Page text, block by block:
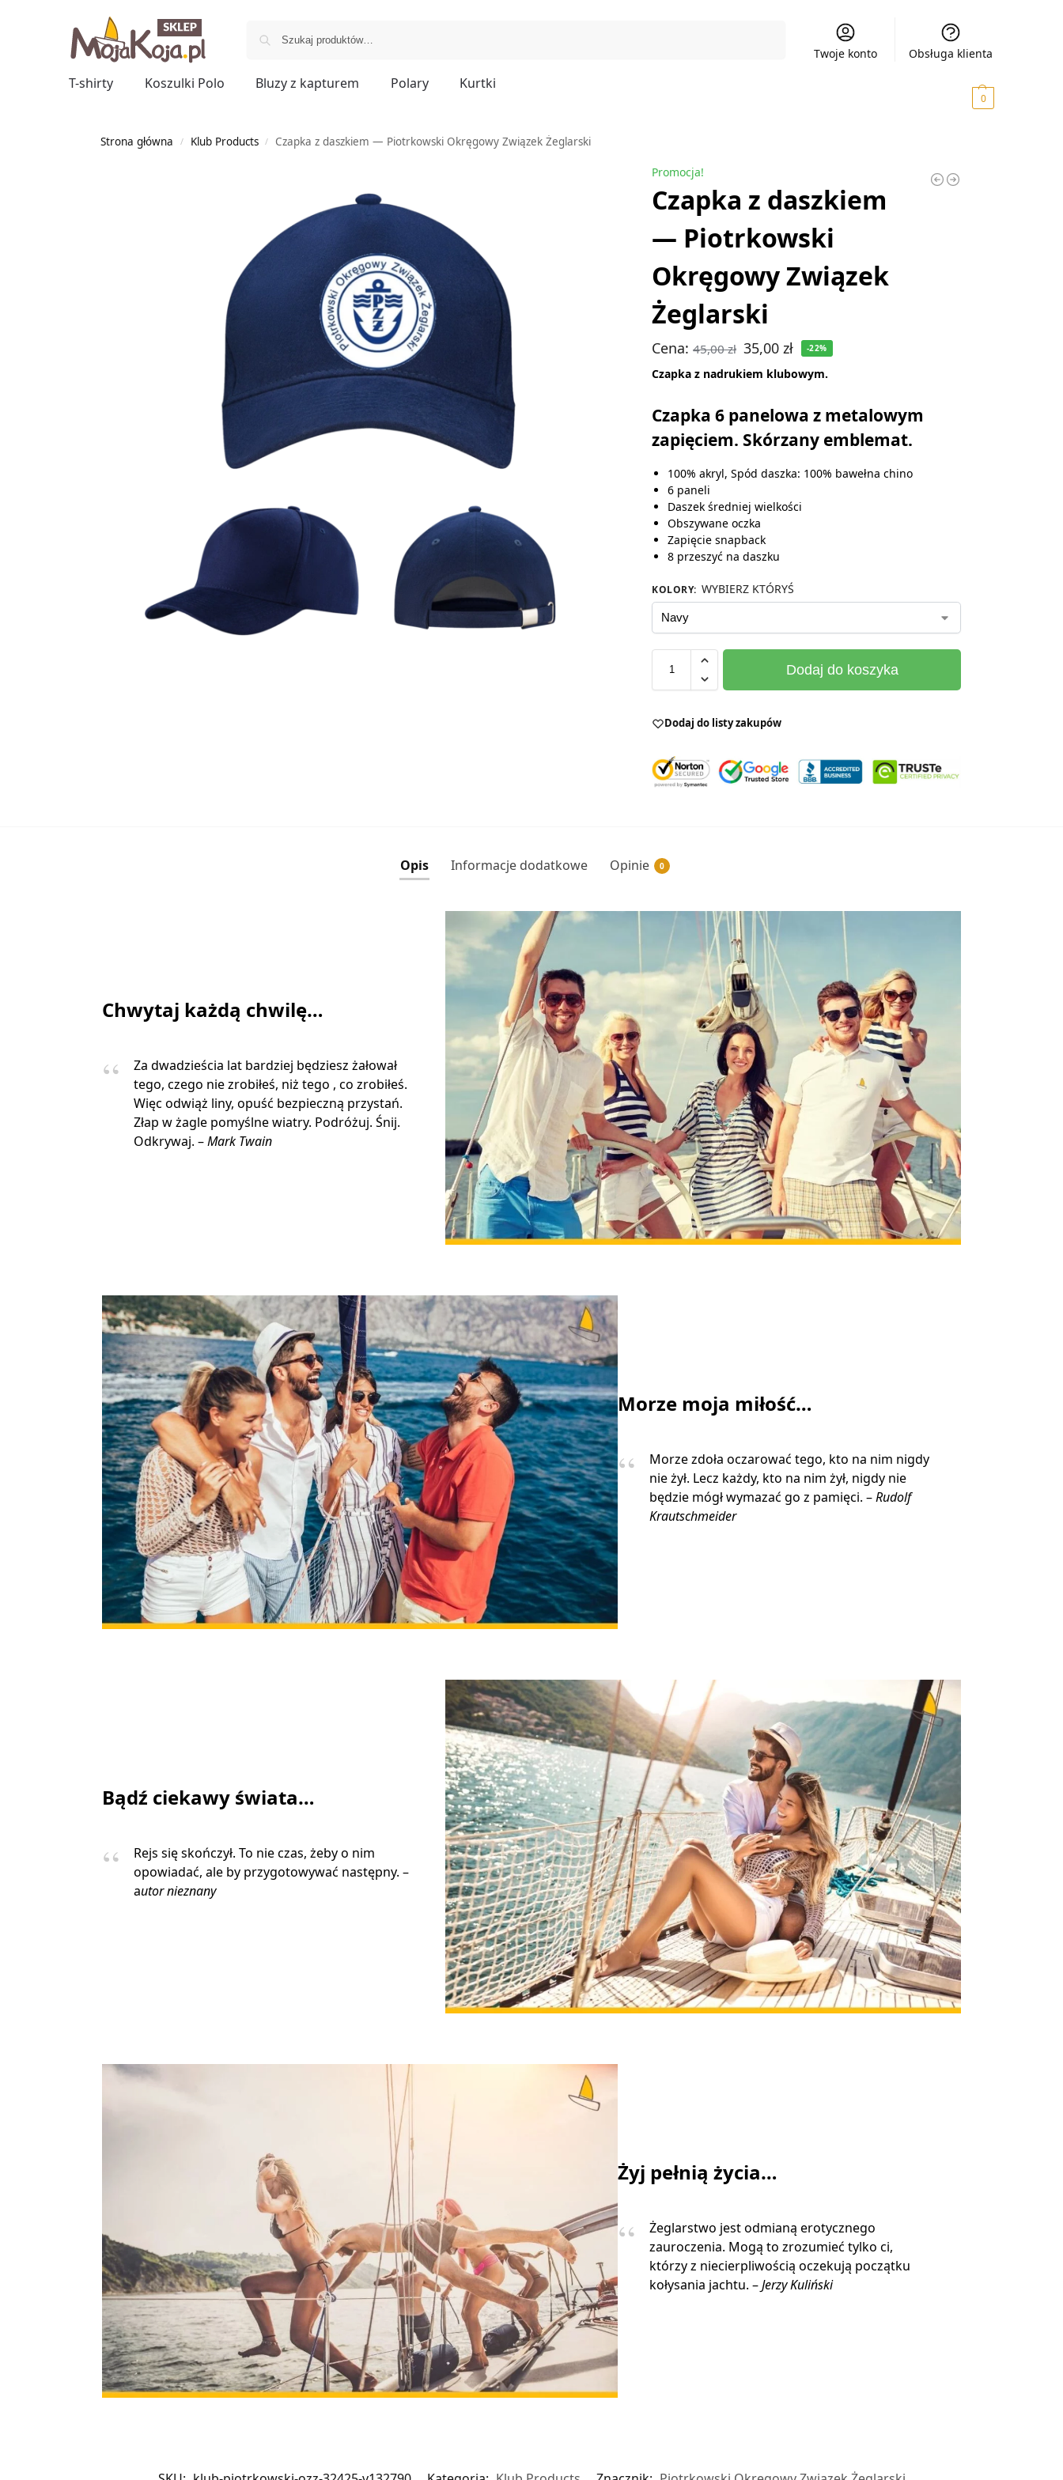
Twoje konto Obsługa klienta
T-shirty Koszulki Polo Bluzy z kapturem Polary
Kurtki
0
Strona główna / Klub Products / Czapka z daszkiem — Piotrkowski Okręgowy Związek Żeglarski
Promocja!
Czapka z daszkiem
— Piotrkowski
Okręgowy Związek
Żeglarski
Cena:45,00zł 35,00 zł -22%
Czapka z nadrukiem klubowym.
Czapka 6 panelowa z metalowym
zapięciem. Skórzany emblemat.
100% akryl, Spód daszka: 100% bawełna chino
6 paneli
Daszek średniej wielkości
Obszywane oczka
Zapięcie snapback
8 przeszyć na daszku
KOLORY: WYBIERZ KTÓRYŚ
Dodaj do koszyka
Dodaj do listy zakupów
Opis Informacje dodatkowe Opinie 0
Chwytaj każdą chwilę…
Za dwadzieścia lat bardziej będziesz żałował
tego, czego nie zrobiłeś, niż tego , co zrobiłeś.
Więc odwiąż liny, opuść bezpieczną przystań.
Złap w żagle pomyślne wiatry. Podróżuj. Śnij.
Odkrywaj. –Mark Twain
Morze moja miłość…
Morze zdoła oczarować tego, kto na nim nigdy
nie żył. Lecz każdy, kto na nim żył, nigdy nie
będzie mógł wymazać go z pamięci. –Rudolf
Krautschmeider
Bądź ciekawy świata…
Rejs się skończył. To nie czas, żeby o nim
opowiadać, ale by przygotowywać następny. –
autor nieznany
Żyj pełnią życia…
Żeglarstwo jest odmianą erotycznego
zauroczenia. Mogą to zrozumieć tylko ci,
którzy z niecierpliwością oczekują początku
kołysania jachtu. –Jerzy Kuliński